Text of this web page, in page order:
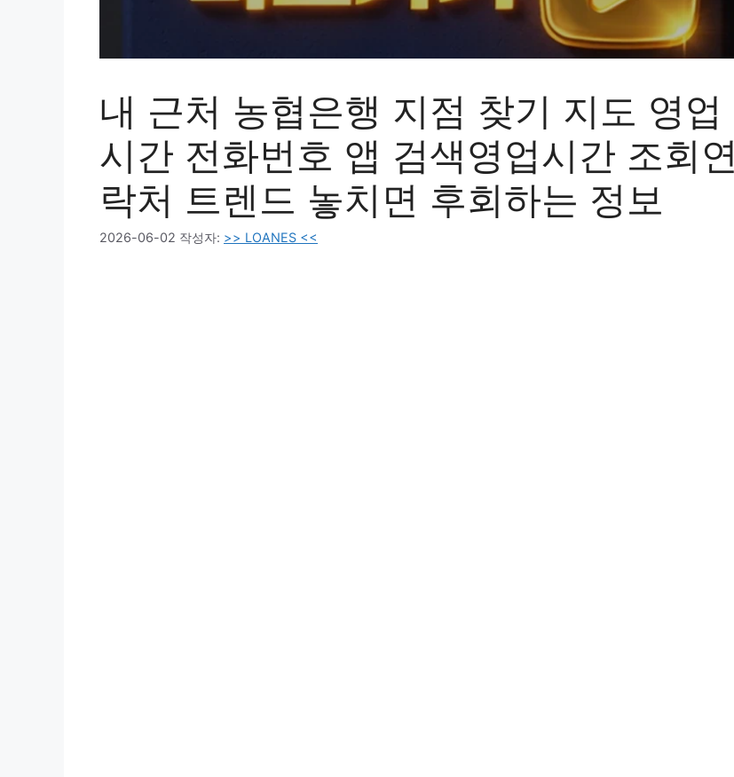
내 근처 농협은행 지점 찾기 지도 영업
시간 전화번호 앱 검색영업시간 조회연
락처 트렌드 놓치면 후회하는 정보
2026-06-02 작성자: >> LOANES <<